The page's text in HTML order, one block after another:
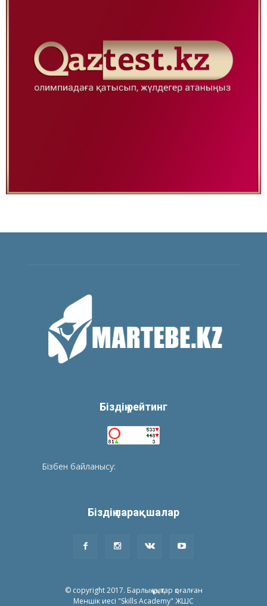
Біздің рейтинг
Бізбен байланысу:
Біздің парақшалар
© copyright 2017. Барлық құқықтар қоғалған
Меншік иесі "Skills Academy" ЖШС